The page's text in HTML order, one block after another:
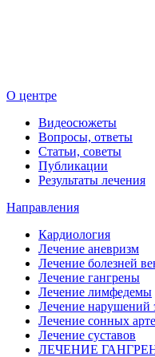
О центре
Видеосюжеты
Вопросы, ответы
Статьи, советы
Публикации
Результаты лечения
Направления
Кардиология
Лечение аневризм
Лечение болезней
Лечение гангрены
Лечение лимфедемы
Лечение нарушений
Лечение сонных
Лечение суставов
ЛЕЧЕНИЕ